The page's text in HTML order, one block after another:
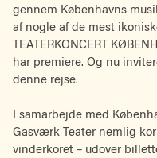
gennem Københavns
af nogle af de mest
TEATERKONCERT
har premiere. Og nu
denne rejse.
I samarbejde med
Gasværk Teater nemlig
vinderkoret – udover